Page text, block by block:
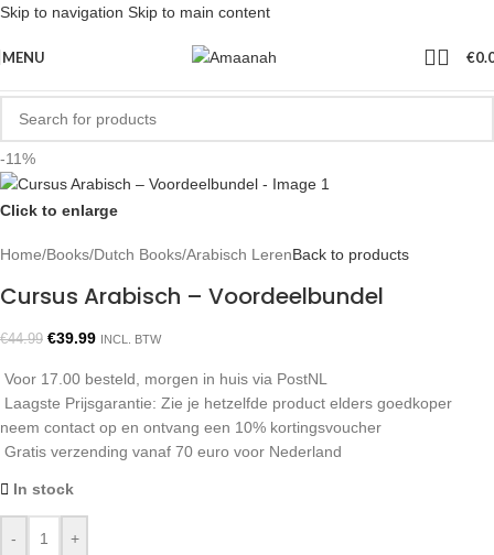
Skip to navigation Skip to main content
MENU €
-11%
Click to enlarge
Home/Books/Dutch Books/Arabisch LerenBack to products
Cursus Arabisch – Voordeelbundel
€44.99 €39.99 INCL. BTW
Voor 17.00 besteld, morgen in huis via PostNL
Laagste Prijsgarantie: Zie je hetzelfde product elders goedkoper
neem contact op en ontvang een 10% kortingsvoucher
Gratis verzending vanaf 70 euro voor Nederland
In stock
- +